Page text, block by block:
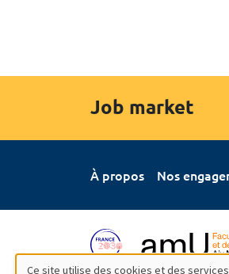
Job market
À propos Nos
Ce site utilise des cookies et des